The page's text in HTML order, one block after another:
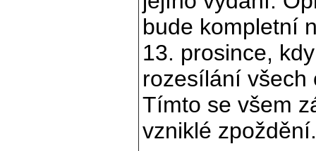
bude kompletní
13. prosince,
rozesílání všech
Tímto se všem
vzniklé zpoždění.